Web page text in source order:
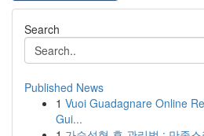
Search
Published News
1 Vuoi Guadagnare Online
Gui...